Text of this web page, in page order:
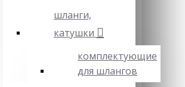
шланги,
катушки
комплектующие
для шлангов